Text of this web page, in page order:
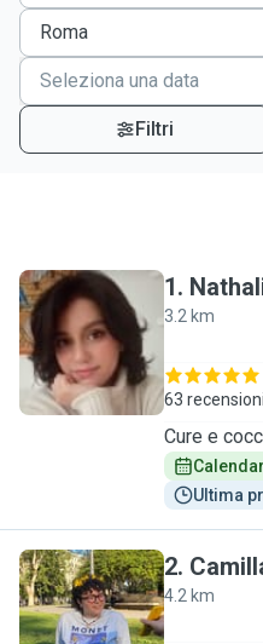
Filtri
N
1.
3.2 km
63 recensioni
Cure e
Ultima
C
2.
4.2 km